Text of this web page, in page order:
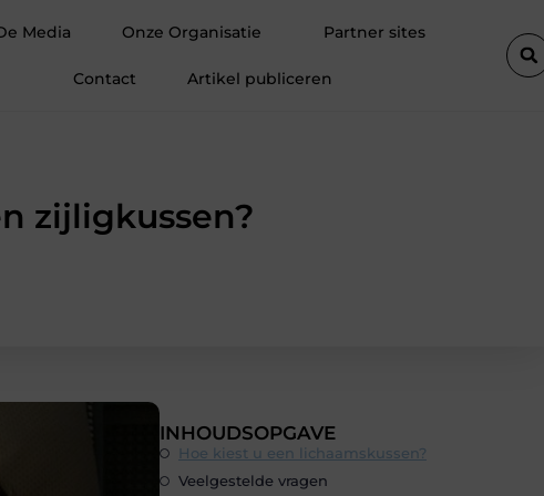
tevreden klanten
Media Onze Organisatie Partner sites
Contact Artikel publiceren
zijligkussen?
INHOUDSOPGAVE
Hoe kiest u een lichaamskussen?
Veelgestelde vragen